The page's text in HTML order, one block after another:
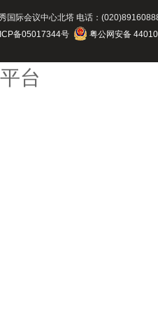
国际会议中心北塔 电话：
备05017344号 粤公网安备
台